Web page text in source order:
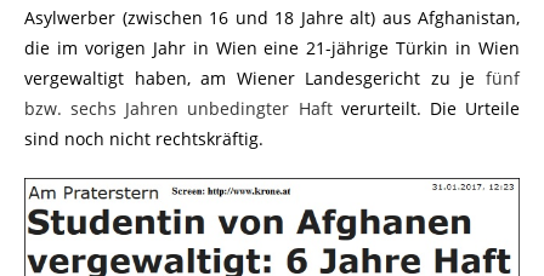
Asylwerber (zwischen 16 und 18 Jahre alt) aus Afghanistan,
die im vorigen Jahr in Wien eine 21-jährige Türkin in Wien
vergewaltigt haben, am Wiener Landesgericht zu je fünf
bzw. sechs Jahren unbedingter Haftverurteilt. Die Urteile
sind noch nicht rechtskräftig.